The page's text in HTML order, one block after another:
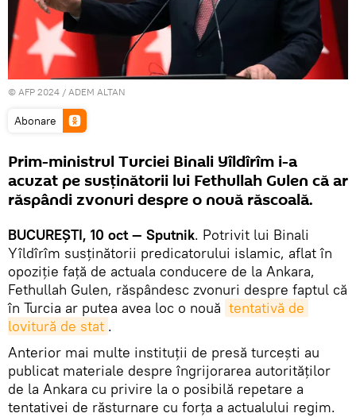
© AFP 2024 / ADEM ALTAN
Abonare
Prim-ministrul Turciei Binali Yîldîrîm i-a
acuzat pe susținătorii lui Fethullah Gulen că ar
răspândi zvonuri despre o nouă răscoală.
BUCUREȘTI, 10 oct — Sputnik. Potrivit lui Binali
Yîldîrîm susținătorii predicatorului islamic, aflat în
opoziție față de actuala conducere de la Ankara,
Fethullah Gulen, răspândesc zvonuri despre faptul că
în Turcia ar putea avea loc o nouă tentativă de
lovitură de stat .
Anterior mai multe instituții de presă turcești au
publicat materiale despre îngrijorarea autorităților
de la Ankara cu privire la o posibilă repetare a
tentativei de răsturnare cu forța a actualului regim.